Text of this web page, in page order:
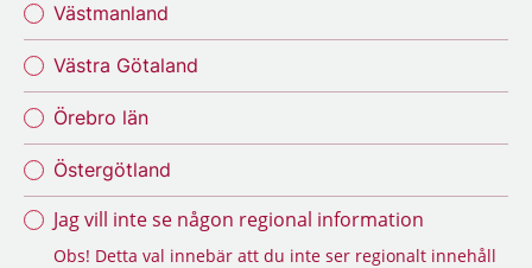
Västmanland
Västra Götaland
Örebro län
Östergötland
Jag vill inte se någon regional information
Obs! Detta val innebär att du inte ser regionalt innehåll